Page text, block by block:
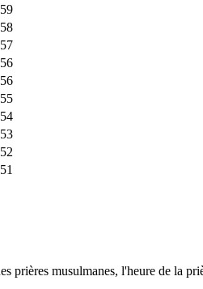
prières musulmanes, l'heure de la